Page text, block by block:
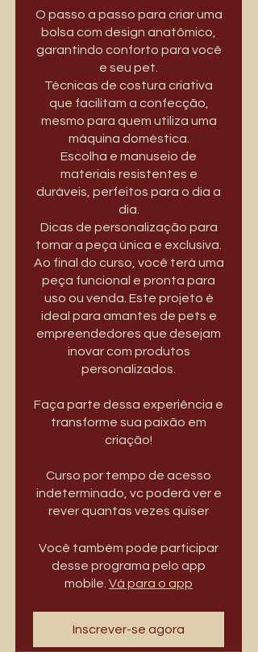
O passo a passo para criar uma
bolsa com design anatômico,
garantindo conforto para você
e seu pet.
Técnicas de costura criativa
que facilitam a confecção,
mesmo para quem utiliza uma
máquina doméstica.
Escolha e manuseio de
materiais resistentes e
duráveis, perfeitos para o dia a
dia.
Dicas de personalização para
tornar a peça única e exclusiva.
Ao final do curso, você terá uma
peça funcional e pronta para
uso ou venda. Este projeto é
ideal para amantes de pets e
empreendedores que desejam
inovar com produtos
personalizados.
Faça parte dessa experiência e
transforme sua paixão em
criação!
Curso por tempo de acesso
indeterminado, vc poderá ver e
rever quantas vezes quiser
Você também pode participar
desse programa pelo app
mobile. Vá para o app
Inscrever-se agora